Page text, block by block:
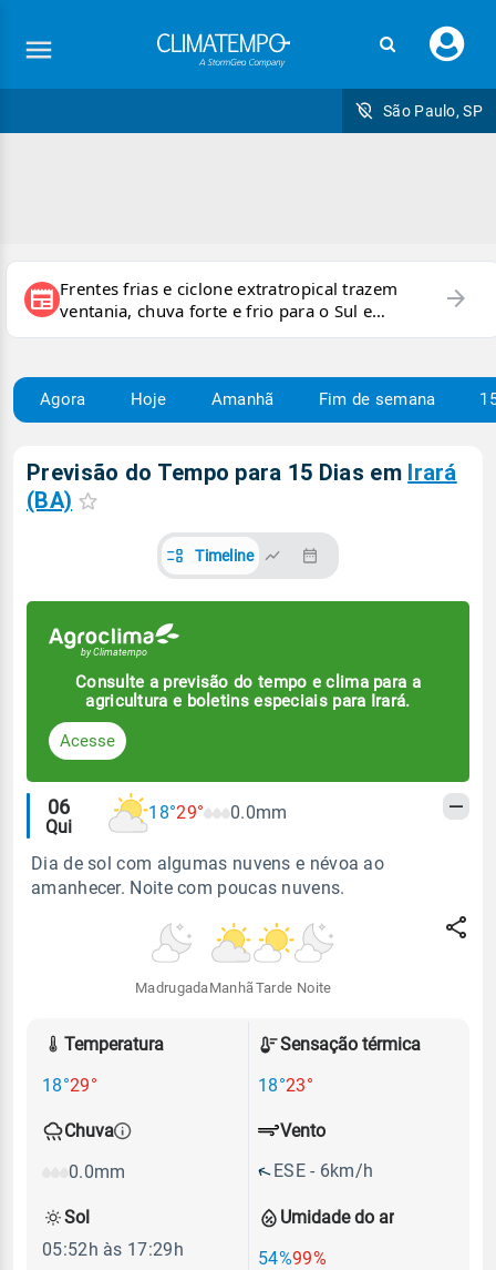
seu
São Paulo, SP
newspaper Frentes frias e ciclone extratropical trazem
ventania, chuva forte e frio para o Sul e
Sudeste
arrow_forward
Agora Hoje Amanhã Fim de semana
Previsão do Tempo para 15 Dias em Irará
(BA)
Timeline
Consulte a previsão do tempo e clima para a
agricultura e boletins especiais para Irará.
Acesse
Alertas
meteorológicos
06
Qui
18°29° 0.0mm
Dia de sol com algumas nuvens e névoa ao
amanhecer. Noite com poucas nuvens.
Madrugada Manhã Tarde Noite
Temperatura
18°29°
Sensação térmica
18°23°
Chuva
0.0mm
Umidade do ar
54%99%
Vento
ESE - 6km/h
Sol
05:52h às 17:29h